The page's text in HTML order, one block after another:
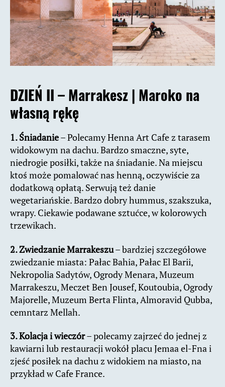
DZIEŃ II – Marrakesz | Maroko na
własną rękę
1. Śniadanie– Polecamy Henna Art Cafe z tarasem
widokowym na dachu. Bardzo smaczne, syte,
niedrogie posiłki, także na śniadanie. Na miejscu
ktoś może pomalować nas henną, oczywiście za
dodatkową opłatą. Serwują też danie
wegetariańskie. Bardzo dobry hummus, szakszuka,
wrapy. Ciekawie podawane sztućce, w kolorowych
trzewikach.
2. Zwiedzanie Marrakeszu– bardziej szczegółowe
zwiedzanie miasta: Pałac Bahia, Pałac El Barii,
Nekropolia Sadytów, Ogrody Menara, Muzeum
Marrakeszu, Meczet Ben Jousef, Koutoubia, Ogrody
Majorelle, Muzeum Berta Flinta, Almoravid Qubba,
cemntarz Mellah.
3. Kolacja i wieczór– polecamy zajrzeć do jednej z
kawiarni lub restauracji wokół placu Jemaa el-Fna i
zjeść posiłek na dachu z widokiem na miasto, na
przykład w Cafe France.